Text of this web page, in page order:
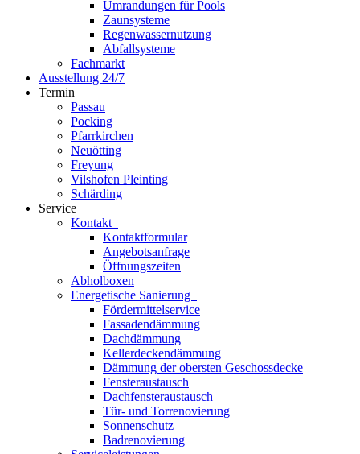
Umrandungen für Pools
Zaunsysteme
Regenwassernutzung
Abfallsysteme
Fachmarkt
Ausstellung 24/7
Termin
Passau
Pocking
Pfarrkirchen
Neuötting
Freyung
Vilshofen Pleinting
Schärding
Service
Kontakt
Kontaktformular
Angebotsanfrage
Öffnungszeiten
Abholboxen
Energetische Sanierung
Fördermittelservice
Fassadendämmung
Dachdämmung
Kellerdeckendämmung
Dämmung der obersten Geschossdecke
Fensteraustausch
Dachfensteraustausch
Tür- und Torrenovierung
Sonnenschutz
Badrenovierung